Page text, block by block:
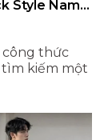
Style Nam
công thức
tìm kiếm một